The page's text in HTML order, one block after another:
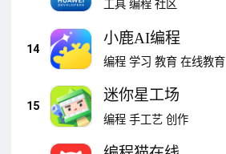
工具 编程 社区
14
小鹿AI编程
编程 学习 教育 在线教育
15
迷你星工场
编程 手工艺 创作